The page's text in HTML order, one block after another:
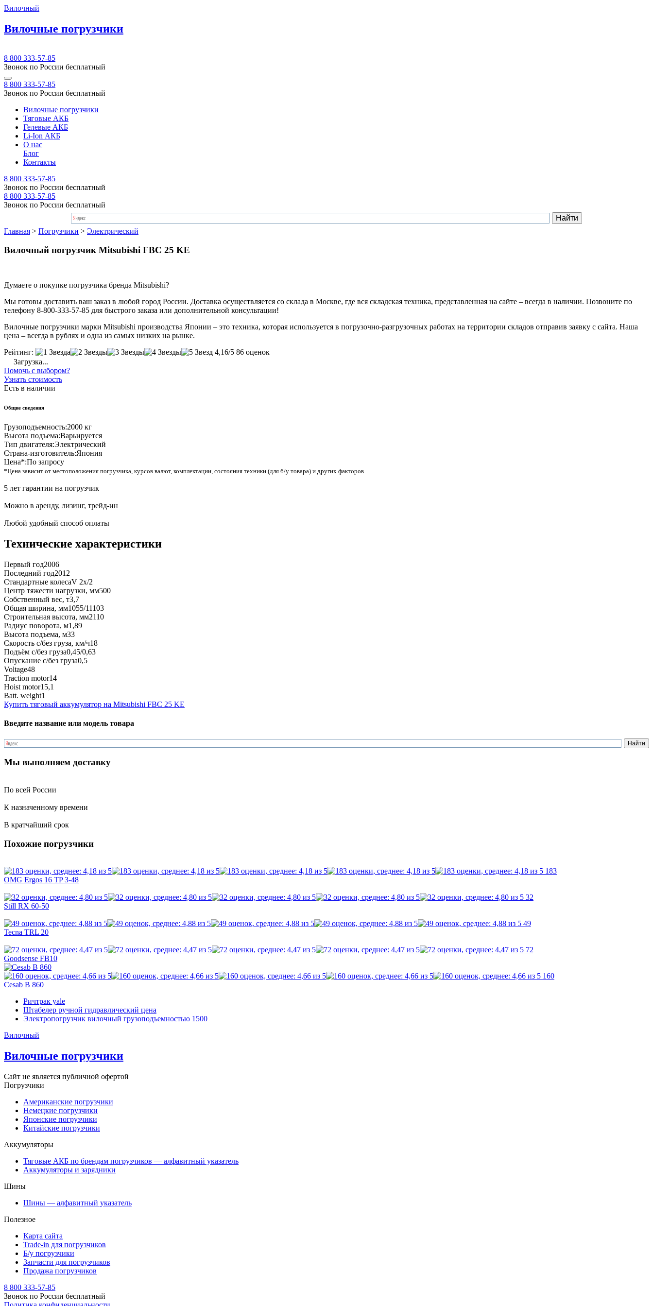
Вилочный
Вилочные погрузчики
8 800 333-57-85
Звонок по России бесплатный
8 800 333-57-85
Звонок по России бесплатный
Вилочные погрузчики
Тяговые АКБ
Гелевые АКБ
Li-Ion АКБ
О нас
Блог
Контакты
8 800 333-57-85
Звонок по России бесплатный
8 800 333-57-85
Звонок по России бесплатный
Главная > Погрузчики > Электрический
Вилочный погрузчик Mitsubishi FBC 25 KE
Думаете о покупке погрузчика бренда Mitsubishi?
Мы готовы доставить ваш заказ в любой город России. Доставка осуществляется со склада в Москве, где вся складская техника, представленная на сайте – всегда в наличии. Позвоните по
телефону 8-800-333-57-85 для быстрого заказа или дополнительной консультации!
Вилочные погрузчики марки Mitsubishi производства Японии – это техника, которая используется в погрузочно-разгрузочных работах на территории складов отправив заявку с сайта. Наша
цена – всегда в рублях и одна из самых низких на рынке.
Рейтинг:
4,16/5 86 оценок
Загрузка...
Помочь с выбором?
Узнать стоимость
Есть в наличии
Общие сведения
Грузоподъемность:2000 кг
Высота подъема:Варьируется
Тип двигателя:Электрический
Страна-изготовитель:Япония
Цена*:По запросу
*Цена зависит от местоположения погрузчика, курсов валют, комплектации, состояния техники (для б/у товара) и других факторов
5 лет гарантии на погрузчик
Можно в аренду, лизинг, трейд-ин
Любой удобный способ оплаты
Технические характеристики
Первый год2006
Последний год2012
Стандартные колесаV 2x/2
Центр тяжести нагрузки, мм500
Собственный вес, т3,7
Общая ширина, мм1055/11103
Строительная высота, мм2110
Радиус поворота, м1,89
Высота подъема, м33
Скорость с/без груза, км/ч18
Подъём с/без груза0,45/0,63
Опускание с/без груза0,5
Voltage48
Traction motor14
Hoist motor15,1
Batt. weight1
Купить тяговый аккумулятор на Mitsubishi FBC 25 KE
Введите название или модель товара
Мы выполняем доставку
По всей России
К назначенному времени
В кратчайший срок
Похожие погрузчики
183
OMG Ergos 16 TP 3-48
32
Still RX 60-50
49
Tecna TRL 20
72
Goodsense FB10
160
Cesab B 860
Ричтрак yale
Штабелер ручной гидравлический цена
Электропогрузчик вилочный грузоподъемностью 1500
Вилочный
Вилочные погрузчики
Сайт не является публичной офертой
Погрузчики
Американские погрузчики
Немецкие погрузчики
Японские погрузчики
Китайские погрузчики
Аккумуляторы
Тяговые АКБ по брендам погрузчиков — алфавитный указатель
Аккумуляторы и зарядники
Шины
Шины — алфавитный указатель
Полезное
Карта сайта
Trade-in для погрузчиков
Б/у погрузчики
Запчасти для погрузчиков
Продажа погрузчиков
8 800 333-57-85
Звонок по России бесплатный